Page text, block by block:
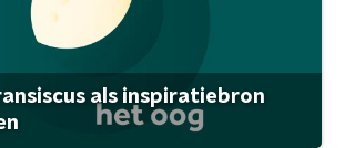
als inspiratiebron